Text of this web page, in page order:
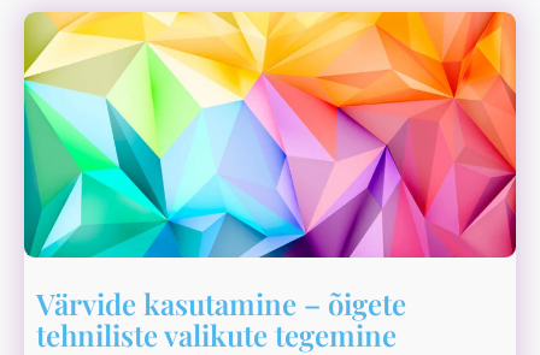
Värvide kasutamine – õigete
tehniliste valikute tegemine